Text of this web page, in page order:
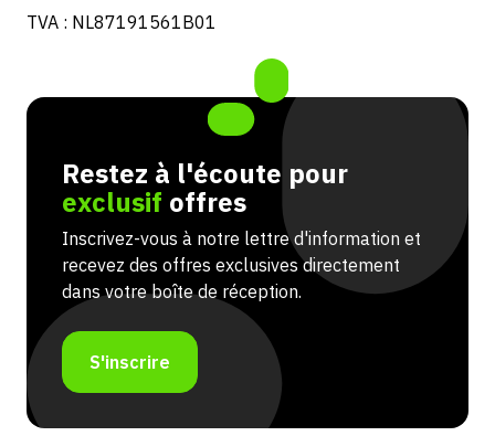
TVA : NL87191561B01
Restez à l'écoute pour
exclusif offres
Inscrivez-vous à notre lettre d'information et
recevez des offres exclusives directement
dans votre boîte de réception.
S'inscrire